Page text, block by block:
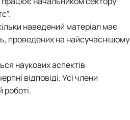
наведений матеріал має
проведених на найсучаснішому
наукових аспектів
відповіді. Усі члени
роботі.